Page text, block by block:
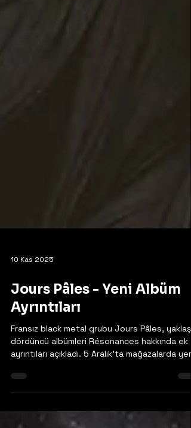
10 Kas 2025
Jours Pâles - Yeni Albüm
Ayrıntıları
Fransız black metal grubu Jours Pâles,
dördüncü albümleri Résonances hakkında ek
alacak olan albüm, Sebastien Grenier
tarafından oluşturulan bir kapak tasarımına
sahip. Miksaj ve mastering işlemleri B-Blast